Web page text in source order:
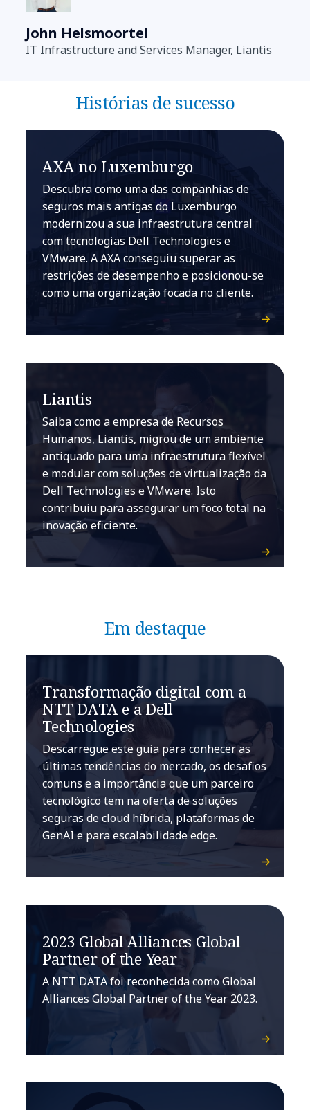
John Helsmoortel
IT Infrastructure and Services Manager, Liantis
Histórias de sucesso
AXA no Luxemburgo
Descubra como uma das companhias de
seguros mais antigas do Luxemburgo
modernizou a sua infraestrutura central
com tecnologias Dell Technologies e
VMware. A AXA conseguiu superar as
restrições de desempenho e posicionou-se
como uma organização focada no cliente.
Liantis
Saiba como a empresa de Recursos
Humanos, Liantis, migrou de um ambiente
antiquado para uma infraestrutura flexível
e modular com soluções de virtualização da
Dell Technologies e VMware. Isto
contribuiu para assegurar um foco total na
inovação eficiente.
Em destaque
Transformação digital com a
NTT DATA e a Dell
Technologies
Descarregue este guia para conhecer as
últimas tendências do mercado, os desafios
comuns e a importância que um parceiro
tecnológico tem na oferta de soluções
seguras de cloud híbrida, plataformas de
GenAI e para escalabilidade edge.
2023 Global Alliances Global
Partner of the Year
A NTT DATA foi reconhecida como Global
Alliances Global Partner of the Year 2023.